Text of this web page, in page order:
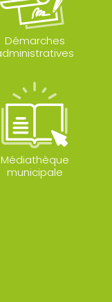
Démarches
Médiathèque
municipale